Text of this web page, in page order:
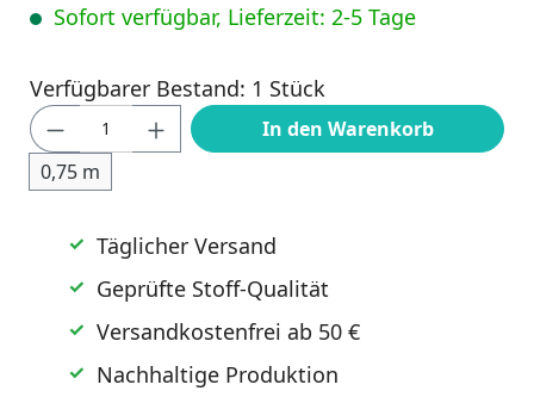
Sofort verfügbar, Lieferzeit: 2-5 Tage
Verfügbarer Bestand: 1 Stück
Produkt Anzahl: Gib den gewünschten
0,75 m
In den Warenkorb
Täglicher Versand
Geprüfte Stoff-Qualität
Versandkostenfrei ab 50 €
Nachhaltige Produktion